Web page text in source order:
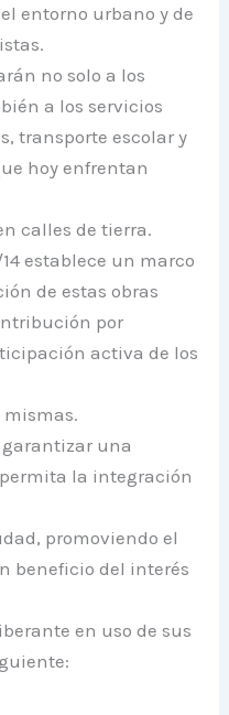
entorno urbano y de
no solo a los
a los servicios
transporte escolar y
hoy enfrentan
calles de tierra.
establece un marco
de estas obras
por
activa de los
una
la integración
promoviendo el
beneficio del interés
en uso de sus